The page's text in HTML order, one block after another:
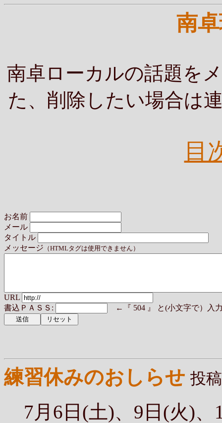
南
南卓ローカルの話題を
た、削除したい場合は
目
お名前
メール
タイトル
メッセージ （HTMLタグは使用できません）
URL
書込ＰＡＳＳ:
←『 504 』 と(小文字で）入
練習休みのおしらせ 投
7月6日(土)、9日(火)、